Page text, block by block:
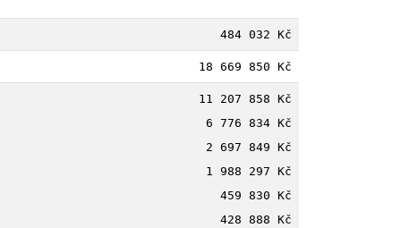
484 032 Kč
18 669 850 Kč
11 207 858 Kč
6 776 834 Kč
2 697 849 Kč
1 988 297 Kč
459 830 Kč
428 888 Kč